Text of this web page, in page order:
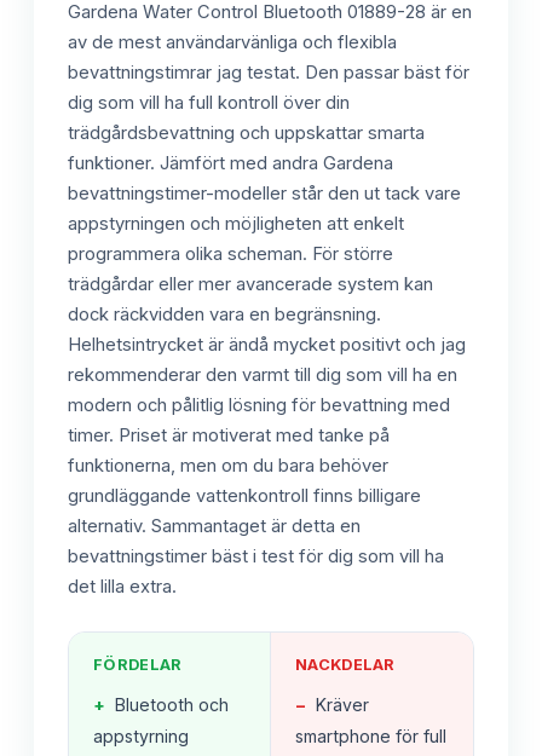
Gardena Water Control Bluetooth 01889-28 är en
av de mest användarvänliga och flexibla
bevattningstimrar jag testat. Den passar bäst för
dig som vill ha full kontroll över din
trädgårdsbevattning och uppskattar smarta
funktioner. Jämfört med andra Gardena
bevattningstimer-modeller står den ut tack vare
appstyrningen och möjligheten att enkelt
programmera olika scheman. För större
trädgårdar eller mer avancerade system kan
dock räckvidden vara en begränsning.
Helhetsintrycket är ändå mycket positivt och jag
rekommenderar den varmt till dig som vill ha en
modern och pålitlig lösning för bevattning med
timer. Priset är motiverat med tanke på
funktionerna, men om du bara behöver
grundläggande vattenkontroll finns billigare
alternativ. Sammantaget är detta en
bevattningstimer bäst i test för dig som vill ha
det lilla extra.
FÖRDELAR
+ Bluetooth och
appstyrning
NACKDELAR
− Kräver
smartphone för full